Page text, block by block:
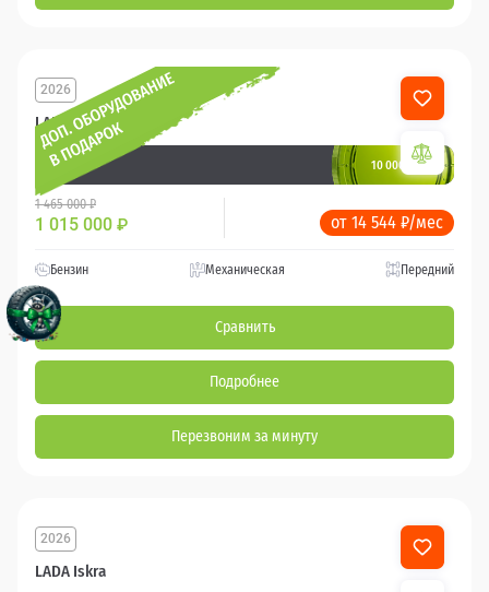
LADA Iskra
2026
Ваш кешбек 10 000 баллов
1 465 000 ₽
1 015 000 ₽ от 14 544 ₽/мес
Бензин Механическая Передний
Сравнить
Подробнее
Перезвоним за минуту
LADA Iskra
2026